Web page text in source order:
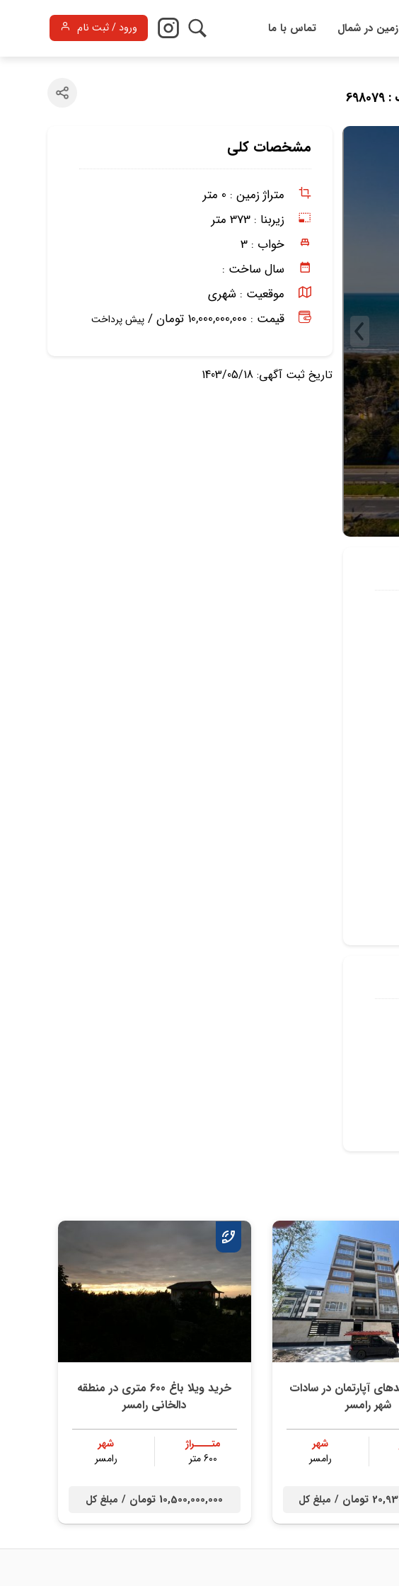
در شمال تماس با ما ورود / ثبت نام
مشخصات کلی
متراژ زمین : 0 متر
زیربنا : 373 متر
خواب : 3
سال ساخت :
موقعیت : شهری
قیمت : 10,000,000,000 تومان /
پیش پرداخت
تاریخ ثبت آگهی: 1403/05/18
آپارتمان در سادات
شهر رامسر
شهر
رامسر
تومان / مبلغ کل
خرید ویلا باغ 600 متری در منطقه
دالخانی رامسر
متــــراژ
600 متر
شهر
رامسر
10,500,000,000 تومان / مبلغ کل